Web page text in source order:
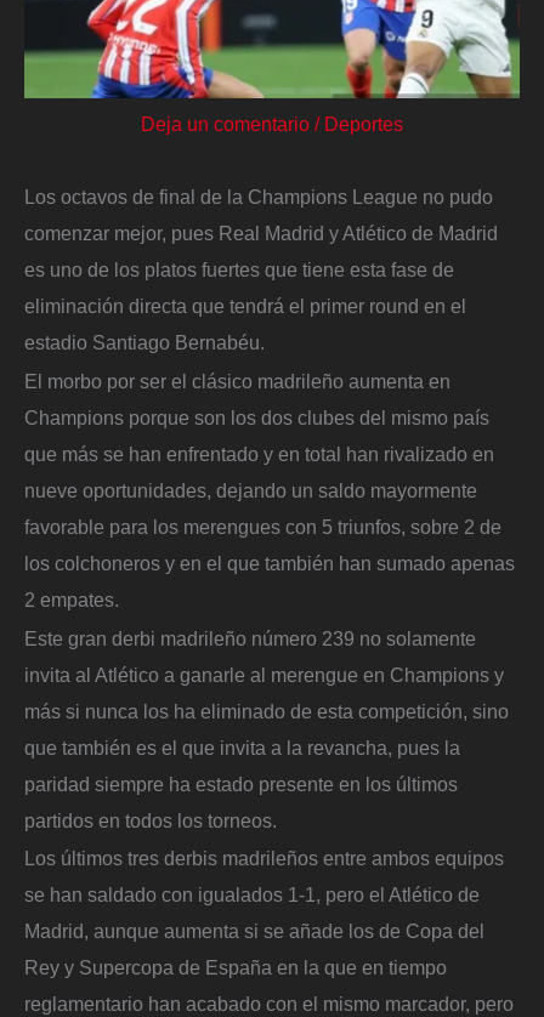
Deja un comentario / Deportes
Los octavos de final de la Champions League no pudo
comenzar mejor, pues Real Madrid y Atlético de Madrid
es uno de los platos fuertes que tiene esta fase de
eliminación directa que tendrá el primer round en el
estadio Santiago Bernabéu.
El morbo por ser el clásico madrileño aumenta en
Champions porque son los dos clubes del mismo país
que más se han enfrentado y en total han rivalizado en
nueve oportunidades, dejando un saldo mayormente
favorable para los merengues con 5 triunfos, sobre 2 de
los colchoneros y en el que también han sumado apenas
2 empates.
Este gran derbi madrileño número 239 no solamente
invita al Atlético a ganarle al merengue en Champions y
más si nunca los ha eliminado de esta competición, sino
que también es el que invita a la revancha, pues la
paridad siempre ha estado presente en los últimos
partidos en todos los torneos.
Los últimos tres derbis madrileños entre ambos equipos
se han saldado con igualados 1-1, pero el Atlético de
Madrid, aunque aumenta si se añade los de Copa del
Rey y Supercopa de España en la que en tiempo
reglamentario han acabado con el mismo marcador, pero